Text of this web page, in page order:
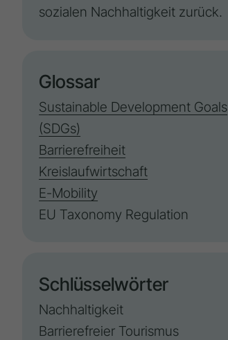
sozialen Nachhaltigkeit zurück.
Glossar
Sustainable Development Goals
(SDGs)
Barrierefreiheit
Kreislaufwirtschaft
E-Mobility
EU Taxonomy Regulation
Schlüsselwörter
Nachhaltigkeit
Barrierefreier Tourismus